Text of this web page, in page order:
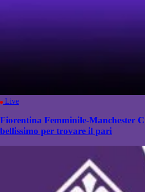
Live
Fiorentina Femminile-Manchester
bellissimo per trovare il pari